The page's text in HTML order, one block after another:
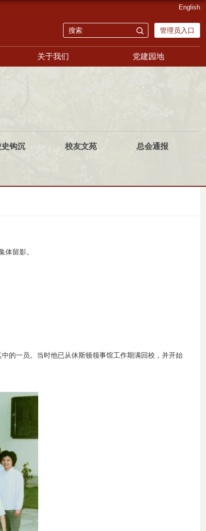
管理员入口
English
关于我们 党建园地
史钩沉 校友文苑 总会通报
体留影。
的一员。当时他已从休斯顿领事馆工作期满回校，并开始